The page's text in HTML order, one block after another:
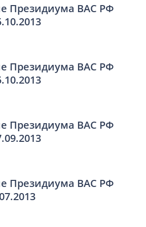
Президиума ВАС РФ
Президиума ВАС РФ
Президиума ВАС РФ
Президиума ВАС РФ